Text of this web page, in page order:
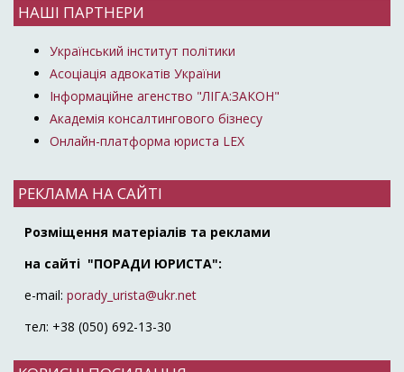
НАШІ ПАРТНЕРИ
Український інститут політики
Асоціація адвокатів України
Інформаційне агенство "ЛІГА:ЗАКОН"
Академія консалтингового бізнесу
Онлайн-платформа юриста LEX
РЕКЛАМА НА САЙТІ
Розміщення матеріалів та реклами
на сайті "ПОРАДИ ЮРИСТА":
e-mail: porady_urista@ukr.net
тел: +38 (050) 692-13-30